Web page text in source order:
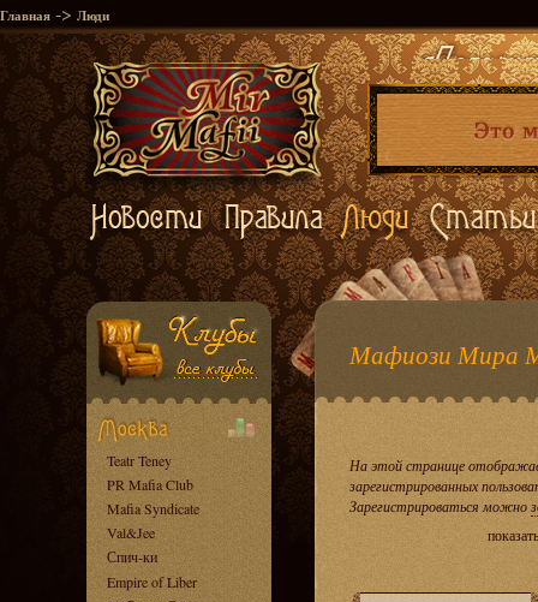
Главная -> Люди
Teatr Teney
PR Mafia Club
Mafia Syndicate
Val&Jee
Спич-ки
Empire of Liber
Мафиози Мира
На этой странице
зарегистрированных
Зарегистрироваться можно